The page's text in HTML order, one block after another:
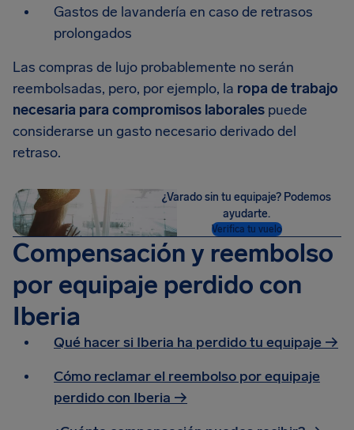
Gastos de lavandería en caso de retrasos
prolongados
Las compras de lujo probablemente no serán
reembolsadas, pero, por ejemplo, la ropa de trabajo
necesaria para compromisos laborales puede
considerarse un gasto necesario derivado del
retraso.
¿Varado sin tu equipaje? Podemos
ayudarte.
Verifica tu vuelo
Compensación y reembolso
por equipaje perdido con
Iberia
Qué hacer si Iberia ha perdido tu equipaje →
Cómo reclamar el reembolso por equipaje
perdido con Iberia →